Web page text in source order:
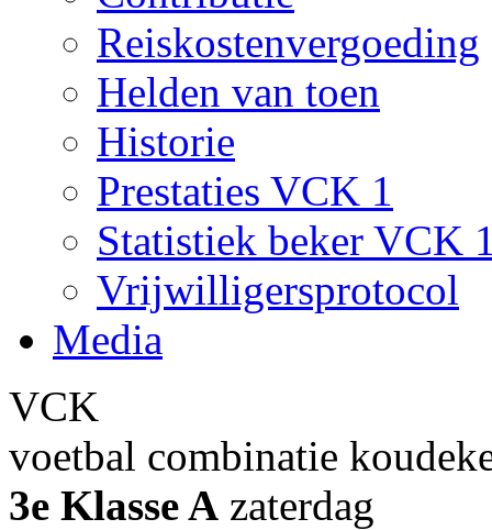
Reiskostenvergoeding
Helden van toen
Historie
Prestaties VCK 1
Statistiek beker VCK
Vrijwilligersprotocol
Media
VCK
voetbal combinatie
3e Klasse A zaterdag